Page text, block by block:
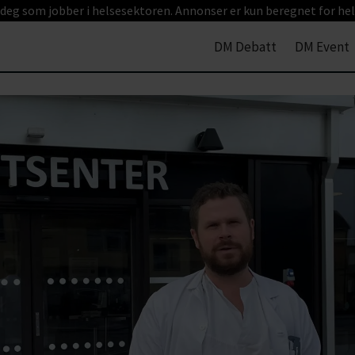
som jobber i helsesektoren. Annonser er kun beregnet for
DM Debatt DM Event